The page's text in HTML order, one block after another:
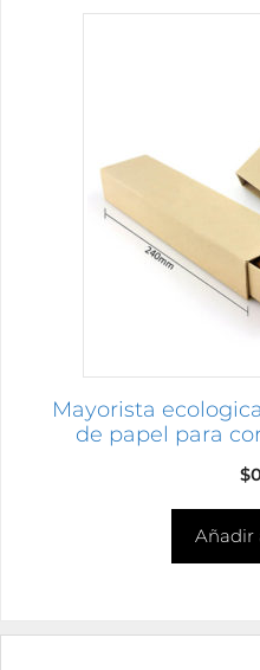
Mayorista
de papel para
$
Añadir